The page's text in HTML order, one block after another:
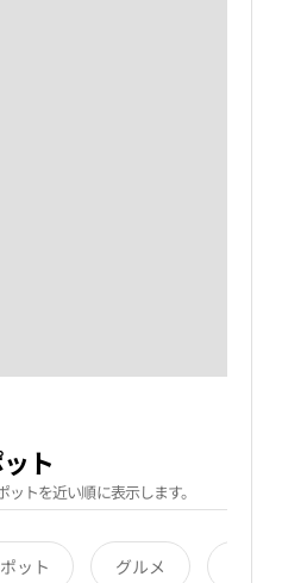
ト
トを近い順に表示します。
ット グルメ